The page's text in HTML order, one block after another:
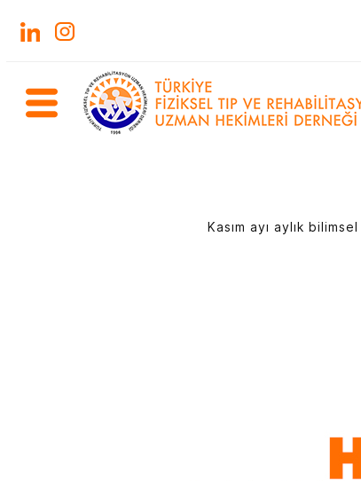
Kasım ayı aylık